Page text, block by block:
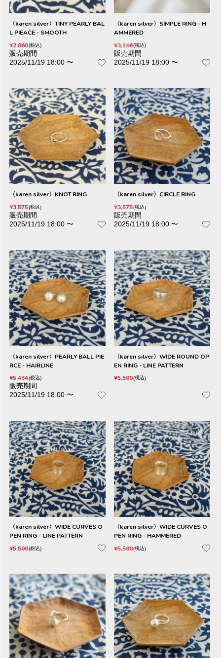
〈karen silver〉TINY PEARLY BAL
L PIEACE - SMOOTH
¥2,860 税込
販売期間
2025/11/19 18:00 〜
〈karen silver〉SIMPLE RING - H
AMMERED
¥3,146 税込
販売期間
2025/11/19 18:00 〜
〈karen silver〉KNOT RING
¥3,575 税込
販売期間
2025/11/19 18:00 〜
〈karen silver〉CIRCLE RING
¥3,575 税込
販売期間
2025/11/19 18:00 〜
〈karen silver〉PEARLY BALL PIE
RCE - HAIRLINE
¥5,434 税込
販売期間
2025/11/19 18:00 〜
〈karen silver〉WIDE ROUND OP
EN RING - LINE PATTERN
¥5,500 税込
〈karen silver〉WIDE CURVES O
PEN RING - LINE PATTERN
¥5,500 税込
〈karen silver〉WIDE CURVES O
PEN RING - HAMMERED
¥5,500 税込